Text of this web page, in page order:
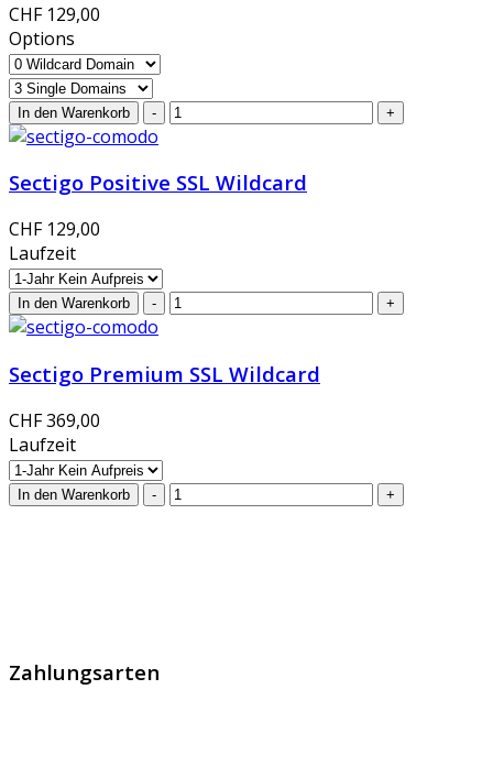
CHF 129,00
Options
Sectigo Positive SSL Wildcard
CHF 129,00
Laufzeit
Sectigo Premium SSL Wildcard
CHF 369,00
Laufzeit
Zahlungsarten